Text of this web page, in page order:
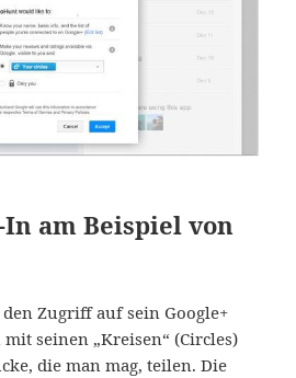
In am Beispiel von
Zugriff auf sein Google+
seinen „Kreisen“ (Circles)
die man mag, teilen. Die